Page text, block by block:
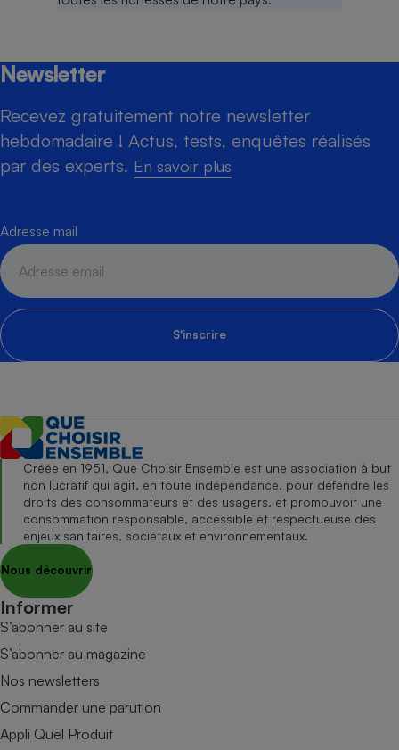
Newsletter
Recevez gratuitement notre newsletter
hebdomadaire ! Actus, tests, enquêtes réalisés
par des experts. En savoir plus
Adresse mail
S'inscrire
Créée en 1951, Que Choisir Ensemble est une association à but
non lucratif qui agit, en toute indépendance, pour défendre les
droits des consommateurs et des usagers, et promouvoir une
consommation responsable, accessible et respectueuse des
enjeux sanitaires, sociétaux et environnementaux.
Nous découvrir
Informer
S’abonner au site
S’abonner au magazine
Nos newsletters
Commander une parution
Appli Quel Produit